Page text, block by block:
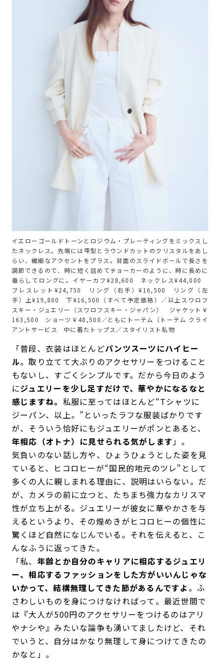
イエローゴールドトーンとロジウム・プレーティングをミックスし
たネックレス。先端には雫型とラウンドカットのクリスタルをあし
らい、繊細なアクセントをプラス。背面のスライドボールで長さを
調節できるので、時に短く詰めてチョーカーのように、時に長めに
垂らしてロングに。イヤーカフ¥28,600 ネックレス¥44,000
ブレスレット¥24,750 リング（右手）¥16,500 リング（左
手）上¥19,800 下¥16,500（すべて予定価格）／以上スワロフ
スキー・ジュエリー（スワロフスキー・ジャパン） ジャケット￥
163,500 ショーツ￥48,500／ともにトーテム（トーテム クライ
アントサービス 中に着たトップス／スタイリスト私物
「普段、衣装はほとんどパンツスーツにハイヒー
ル。取り立てて大ぶりのアクセサリーをつけること
もないし、すごくシンプルです。だから今日のよう
にジュエリーを少し足すだけで、華やかになるなと
感じますね。 私服に至ってはほとんど“Tシャツに
ジーパン、以上。”といったラフな服装ばかりです
が、そういう恰好にもジュエリーがポンとあると、
年相応（オトナ）に見せられる気がします」。
気負いのない話し方や、ひょうひょうとした姿を見
ていると、ヒコロヒーが“国民的地元のツレ”として
多くの人に親しまれる理由に、説明はいらない。だ
が、カメラの前に立つと、たちまち強力なカリスマ
性が立ち上がる。ジュエリーが彼女に華やかさを与
えるというより、その煌めきがヒコロヒーの個性に
驚くほど自然になじんでいる。それを伝えると、こ
んなふうに返ってきた。
「私、 年齢とか自分のキャリアに相応するジュエリ
ー、相応するファッションをした方がいいんじゃな
いかって、結構無理してきた節があるんですよ 。ふ
さわしいものを身につけなければって。最近世間で
は『大人が500円のアクセサリーをつけるのはアリ
やナシや』みたいな論争も湧いてましたけど、それ
でいうと、自分はかなり無理して身につけてきたの
かなと」。